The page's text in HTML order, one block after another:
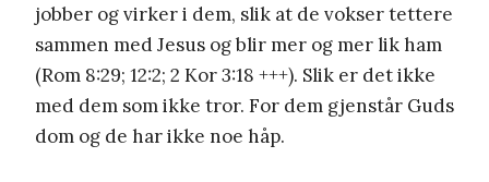
jobber og virker i dem, slik at de vokser tettere
sammen med Jesus og blir mer og mer lik ham
(Rom 8:29; 12:2; 2 Kor 3:18 +++). Slik er det ikke
med dem som ikke tror. For dem gjenstår Guds
dom og de har ikke noe håp.